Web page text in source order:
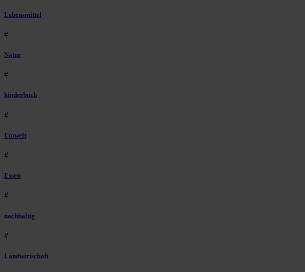
Lebensmittel
#
Natur
#
kinderbuch
#
Umwelt
#
Essen
#
nachhaltig
#
Landwirtschaft